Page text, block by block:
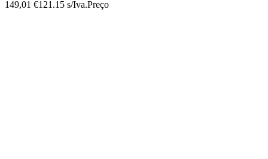
149,01 €121.15 s/Iva.Preço